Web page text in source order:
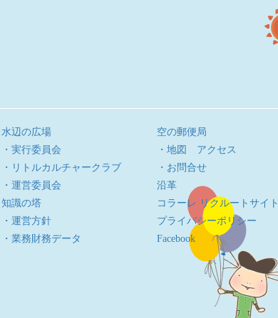
水辺の広場
・実行委員会
・リトルカルチャークラブ
・運営委員会
知識の塔
・運営方針
・業務財務データ
空の郵便局
・地図 アクセス
・お問合せ
沿革
コラーレ リクルートサイト
プライバシーポリシー
Facebook